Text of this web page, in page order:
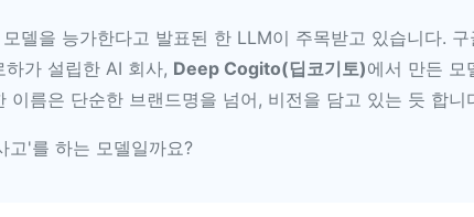
델을 능가한다고 발표된 한 LLM이 주목받고 있습니다. 구
가 설립한 AI 회사, Deep Cogito(딥코기토)에서 만든 모
이름은 단순한 브랜드명을 넘어, 비전을 담고 있는 듯 합니
고'를 하는 모델일까요?